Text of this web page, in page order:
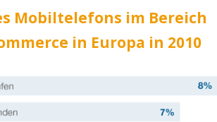
Mobiltelefons im Bereich
in Europa in 2010